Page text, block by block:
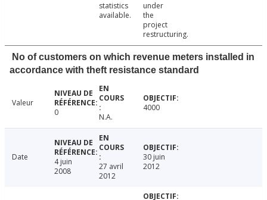
statistics
available.
under
the
project
restructuring.
No of customers on which revenue meters installed in
accordance with theft resistance standard
Valeur
0
N.A.
4000
Date
4 juin
2008
27 avril
2012
30 juin
2012